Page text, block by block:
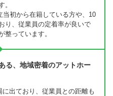
。
初から在籍している方や、10
り、従業員の定着率が良いで
整っています。
る、地域密着のアットホー
出ており、従業員との距離も